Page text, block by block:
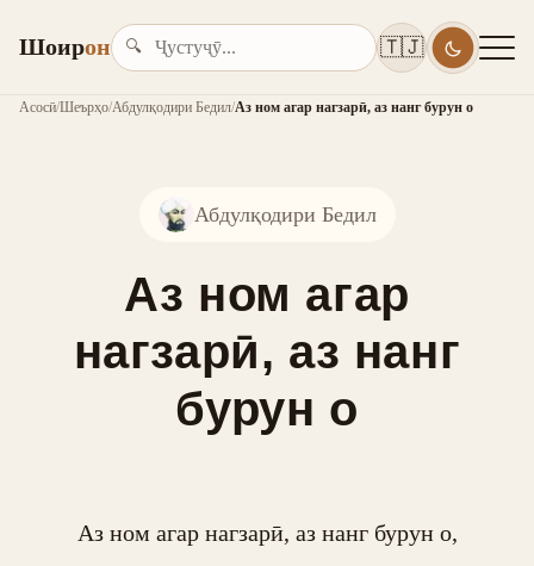
Шоирон 🔍 🇹🇯
Асосӣ/Шеърҳо/Абдулқодири Бедил/Аз ном агар нагзарӣ, аз нанг бурун о
Абдулқодири Бедил
Аз ном агар
нагзарӣ, аз нанг
бурун о
Аз ном агар нагзарӣ, аз нанг бурун о,